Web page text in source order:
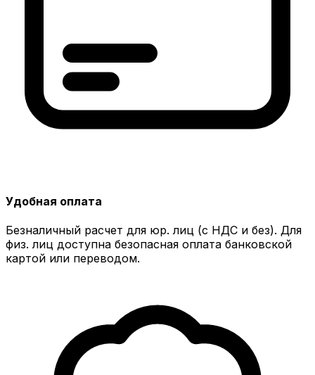
Удобная оплата
Безналичный расчет для юр. лиц (с НДС и без). Для
физ. лиц доступна безопасная оплата банковской
картой или переводом.